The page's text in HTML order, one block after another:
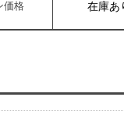
価格 在庫あ